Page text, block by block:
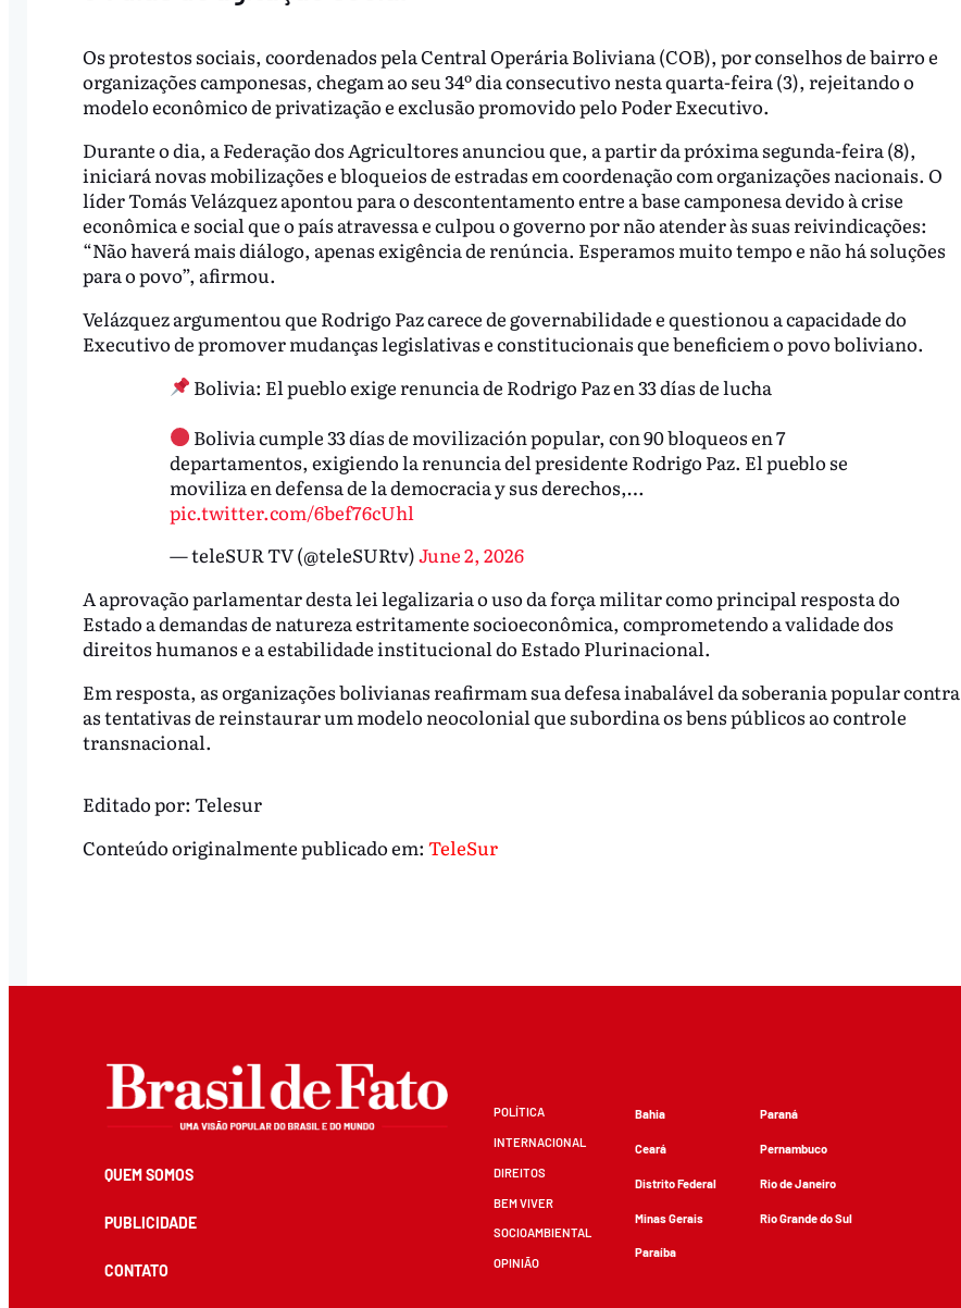
Os protestos sociais, coordenados pela Central Operária Boliviana (COB), por conselhos de bairro e
organizações camponesas, chegam ao seu 34º dia consecutivo nesta quarta-feira (3), rejeitando o
modelo econômico de privatização e exclusão promovido pelo Poder Executivo.
Durante o dia, a Federação dos Agricultores anunciou que, a partir da próxima segunda-feira (8),
iniciará novas mobilizações e bloqueios de estradas em coordenação com organizações nacionais. O
líder Tomás Velázquez apontou para o descontentamento entre a base camponesa devido à crise
econômica e social que o país atravessa e culpou o governo por não atender às suas reivindicações:
“Não haverá mais diálogo, apenas exigência de renúncia. Esperamos muito tempo e não há soluções
para o povo”, afirmou.
Velázquez argumentou que Rodrigo Paz carece de governabilidade e questionou a capacidade do
Executivo de promover mudanças legislativas e constitucionais que beneficiem o povo boliviano.
Bolivia: El pueblo exige renuncia de Rodrigo Paz en 33 días de lucha
Bolivia cumple 33 días de movilización popular, con 90 bloqueos en 7
departamentos, exigiendo la renuncia del presidente Rodrigo Paz. El pueblo se
moviliza en defensa de la democracia y sus derechos,…
pic.twitter.com/6bef76cUhl
— teleSUR TV (@teleSURtv)June 2, 2026
A aprovação parlamentar desta lei legalizaria o uso da força militar como principal resposta do
Estado a demandas de natureza estritamente socioeconômica, comprometendo a validade dos
direitos humanos e a estabilidade institucional do Estado Plurinacional.
Em resposta, as organizações bolivianas reafirmam sua defesa inabalável da soberania popular contra
as tentativas de reinstaurar um modelo neocolonial que subordina os bens públicos ao controle
transnacional.
Editado por: Telesur
Conteúdo originalmente publicado em: TeleSur
QUEM SOMOS
PUBLICIDADE
CONTATO
POLÍTICA
INTERNACIONAL
DIREITOS
BEM VIVER
SOCIOAMBIENTAL
OPINIÃO
Bahia
Ceará
Distrito Federal
Minas Gerais
Paraíba
Paraná
Pernambuco
Rio de Janeiro
Rio Grande do Sul